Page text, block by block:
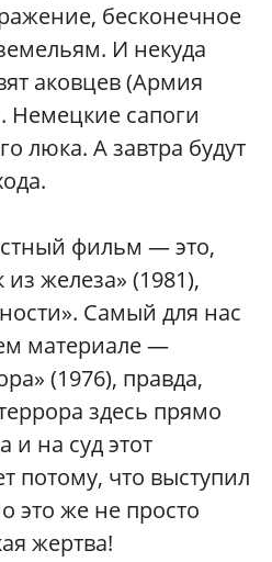
бесконечное
И некуда
аковцев (Армия
Немецкие сапоги
люка. А завтра будут
фильм — это,
железа» (1981),
Самый для нас
материале —
(1976), правда,
здесь прямо
и на суд этот
потому, что выступил
это же не просто
жертва!